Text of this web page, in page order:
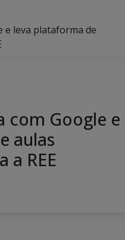
e leva plataforma de
com Google e
aulas
a REE